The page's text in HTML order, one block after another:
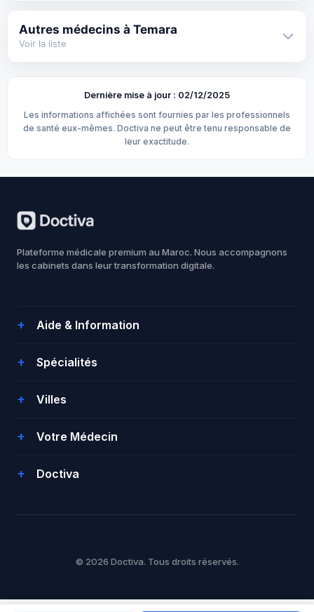
Autres médecins à Temara
Voir la liste
Dr Kawtar MAJDOUB –
généraliste à Témara
Dernière mise à jour : 02/12/2025
Les informations affichées sont fournies par les professionnels
de santé eux-mêmes. Doctiva ne peut être tenu responsable de
leur exactitude.
Plateforme médicale premium au Maroc. Nous accompagnons
les cabinets dans leur transformation digitale.
Aide & Information
Spécialités
Villes
Votre Médecin
Doctiva
© 2026 Doctiva. Tous droits réservés.